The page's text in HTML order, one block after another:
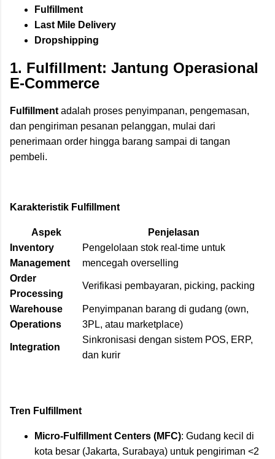
Fulfillment
Last Mile Delivery
Dropshipping
1. Fulfillment: Jantung Operasional
E-Commerce
Fulfillment adalah proses penyimpanan, pengemasan,
dan pengiriman pesanan pelanggan, mulai dari
penerimaan order hingga barang sampai di tangan
pembeli.
Karakteristik Fulfillment
Aspek
Penjelasan
Inventory
Management
Pengelolaan stok real-time untuk
mencegah overselling
Order
Processing
Verifikasi pembayaran, picking, packing
Warehouse
Operations
Penyimpanan barang di gudang (own,
3PL, atau marketplace)
Integration
Sinkronisasi dengan sistem POS, ERP,
dan kurir
Tren Fulfillment
Micro-Fulfillment Centers (MFC): Gudang kecil di
kota besar (Jakarta, Surabaya) untuk pengiriman <2